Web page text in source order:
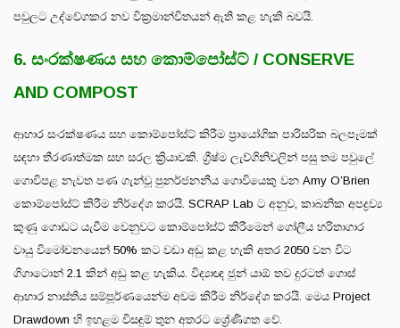
පවුලට උද්වේගකර නව වික්‍රමාන්විතයන් ඇති කළ හැකි බවයි.
6. සංරක්ෂණය සහ කොම්පෝස්ට් / CONSERVE
AND COMPOST
ආහාර සංරක්ෂණය සහ කොම්පෝස්ට් කිරීම ප්‍රායෝගික පාරිසරික බලපෑමක්
සඳහා තීරණාත්මක සහ සරල ක්‍රියාවකි. ග්‍රීෂ්ම ලැව්ගිනිවලින් පසු තම පවුලේ
ගොවිපළ නැවත පණ ගැන්වූ පුනර්ජනනීය ගොවියෙකු වන Amy O’Brien
කොම්පෝස්ට් කිරීම නිර්දේශ කරයි. SCRAP Lab ට අනුව, කාබනික අපද්‍රව්‍ය
කුණු ගොඩට යැවීම වෙනුවට කොම්පෝස්ට් කිරීමෙන් ගෝලීය හරිතාගාර
වායු විමෝචනයෙන් 50% කට වඩා අඩු කළ හැකි අතර 2050 වන විට
ගිගාටොන් 2.1 කින් අඩු කළ හැකිය. විද්‍යාඥ ජුන් යාඕ තව දුරටත් ගොස්
ආහාර නාස්තිය සම්පූර්ණයෙන්ම අවම කිරීම නිර්දේශ කරයි. මෙය Project
Drawdown හි ඉහළම විසඳුම් තුන අතරට ශ්‍රේණිගත වේ.